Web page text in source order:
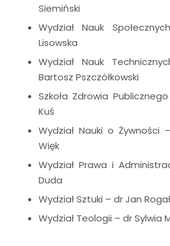
Siemiński
Wydział Nauk
Lisowska
Wydział Nauk
Bartosz Pszczółkowski
Szkoła Zdrowia
Kuś
Wydział Nauki o Żywności
Więk
Wydział Prawa i
Duda
Wydział Sztuki – dr Jan
Wydział Teologii – dr Sylwia